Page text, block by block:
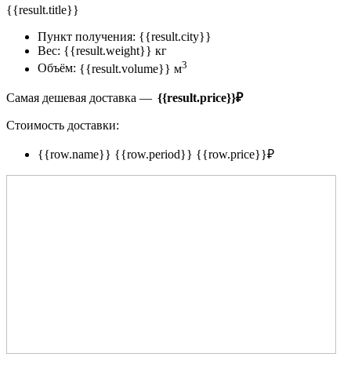
{{result.title}}
Пункт получения: {{result.city}}
Вес: {{result.weight}} кг
Объём: {{result.volume}} м3
Самая дешевая доставка — {{result.price}}₽
Стоимость доставки:
{{row.name}} {{row.period}} {{row.price}}₽